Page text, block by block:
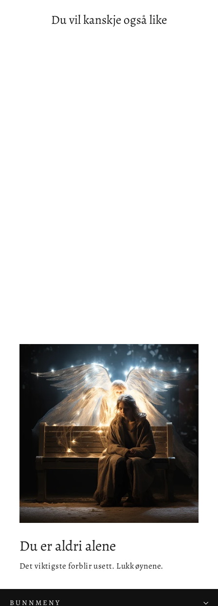
Du vil kanskje også like
Du er aldri alene
Det viktigste forblir usett. Lukk øynene.
BUNNMENY